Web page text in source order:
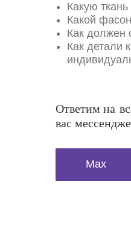
Какую
Какой
Как должен
Как детали
Ответим на
вас
Max